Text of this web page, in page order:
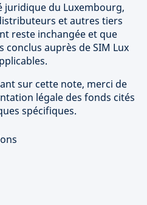
juridique du Luxembourg,
et autres tiers
reste inchangée et que
auprès de SIM Lux
sur cette note, merci de
légale des fonds cités
spécifiques.